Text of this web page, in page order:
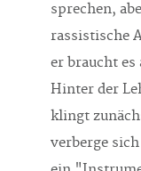
sprechen,
rassistische
er braucht
Hinter der
klingt
verberge